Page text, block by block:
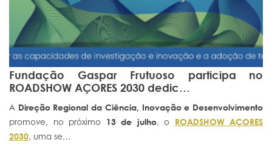
Fundação Gaspar Frutuoso participa no
ROADSHOW AÇORES 2030 dedic…
A Direção Regional da Ciência, Inovação e Desenvolvimento
promove, no próximo 13 de julho, o ROADSHOW AÇORES
2030, uma se…